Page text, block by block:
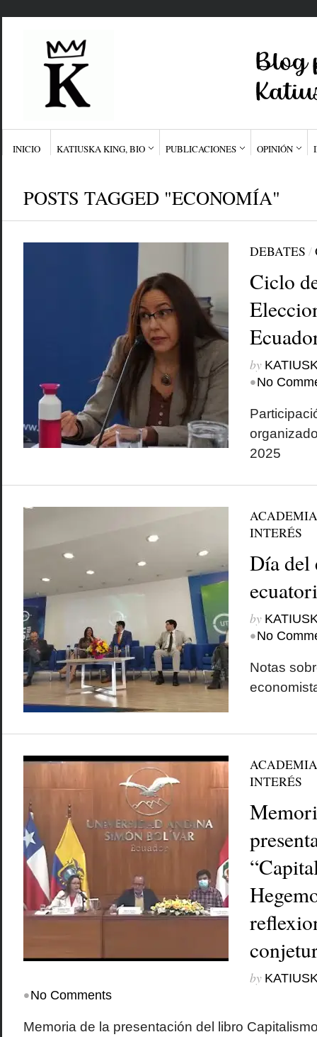
INICIO KATIUSKA KING, BIO PUBLICACIONES OPINIÓN
POSTS TAGGED "ECONOMÍA"
DEBATES /
Ciclo
by
•No
2025
ACADEMIA
INTERÉS
Día del
by
•No
Notas
ACADEMIA
INTERÉS
by
•No Comments
Memoria de la presentación del libro